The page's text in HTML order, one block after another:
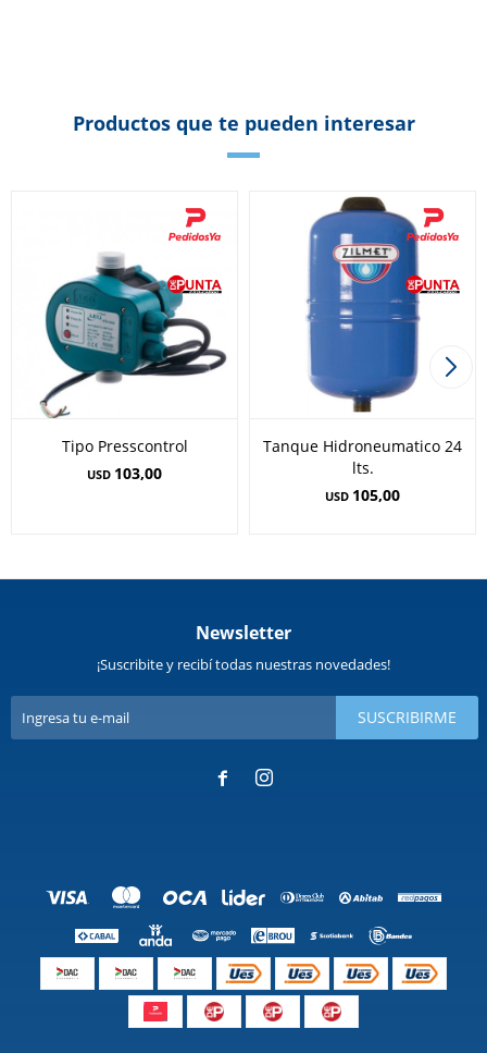
Productos que te pueden interesar
Tipo Presscontrol
USD 103,00
Tanque Hidroneumatico 24
lts.
USD 105,00
Newsletter
¡Suscribite y recibí todas nuestras novedades!
SUSCRIBIRME
 